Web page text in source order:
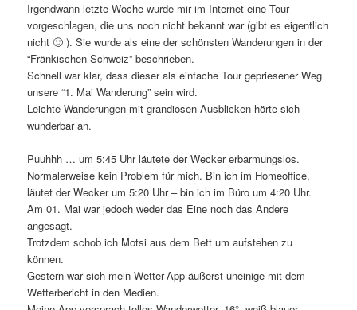
Irgendwann letzte Woche wurde mir im Internet eine Tour
vorgeschlagen, die uns noch nicht bekannt war (gibt es eigentlich
nicht 🙂 ). Sie wurde als eine der schönsten Wanderungen in der
“Fränkischen Schweiz” beschrieben.
Schnell war klar, dass dieser als einfache Tour gepriesener Weg
unsere “1. Mai Wanderung” sein wird.
Leichte Wanderungen mit grandiosen Ausblicken hörte sich
wunderbar an.
Puuhhh … um 5:45 Uhr läutete der Wecker erbarmungslos.
Normalerweise kein Problem für mich. Bin ich im Homeoffice,
läutet der Wecker um 5:20 Uhr – bin ich im Büro um 4:20 Uhr.
Am 01. Mai war jedoch weder das Eine noch das Andere
angesagt.
Trotzdem schob ich Motsi aus dem Bett um aufstehen zu
können.
Gestern war sich mein Wetter-App äußerst uneinige mit dem
Wetterbericht in den Medien.